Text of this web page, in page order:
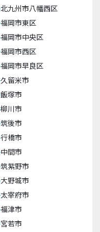
北九州市八幡西区
福岡市東区
福岡市中央区
福岡市西区
福岡市早良区
久留米市
飯塚市
柳川市
筑後市
行橋市
中間市
筑紫野市
大野城市
太宰府市
福津市
宮若市